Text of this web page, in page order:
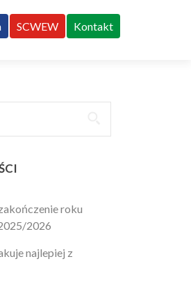
SCWEW Kontakt
roku
2026
najlepiej z